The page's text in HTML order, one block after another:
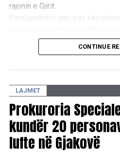
rajonin e Gjirit.
ta përdorë rrezikun e një
globale si mjet trysnie për të
CONTINUE
LAJMET
Prokuroria
kundër 20
lufte në Gjakovë